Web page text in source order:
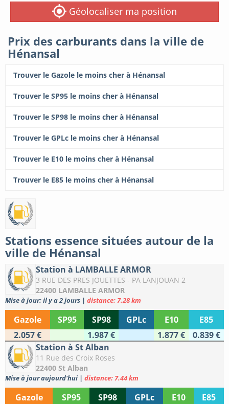
Géolocaliser ma position
Prix des carburants dans la ville de
Hénansal
Trouver le Gazole le moins cher à Hénansal
Trouver le SP95 le moins cher à Hénansal
Trouver le SP98 le moins cher à Hénansal
Trouver le GPLc le moins cher à Hénansal
Trouver le E10 le moins cher à Hénansal
Trouver le E85 le moins cher à Hénansal
Stations essence situées autour de la
ville de Hénansal
Station à LAMBALLE ARMOR
3 RUE DES PRES JOUETTES - PA LANJOUAN 2
22400 LAMBALLE ARMOR
Mise à jour: il y a 2 jours | distance: 7.28 km
Gazole SP95 SP98 GPLc E10
E85
2.057 €
1.987 € 1.877 €
0.839 €
Station à St Alban
11 Rue des Croix Roses
22400 St Alban
Mise à jour aujourd'hui | distance: 7.44 km
Gazole SP95 SP98 GPLc E10
E85